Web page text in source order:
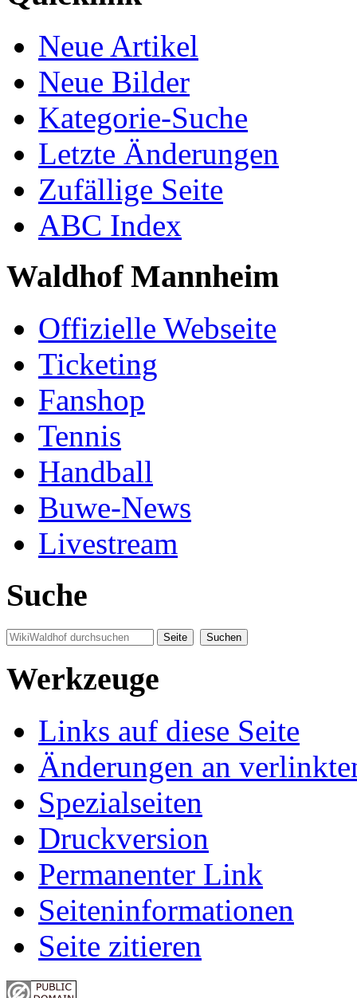
Neue Artikel
Neue Bilder
Kategorie-Suche
Letzte Änderungen
Zufällige Seite
ABC Index
Waldhof Mannheim
Offizielle Webseite
Ticketing
Fanshop
Tennis
Handball
Buwe-News
Livestream
Suche
Werkzeuge
Links auf diese Seite
Änderungen an
Spezialseiten
Druckversion
Permanenter Link
Seiten­informationen
Seite zitieren